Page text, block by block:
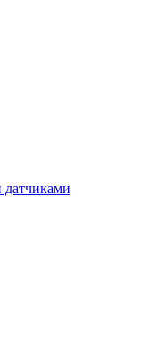
датчиками